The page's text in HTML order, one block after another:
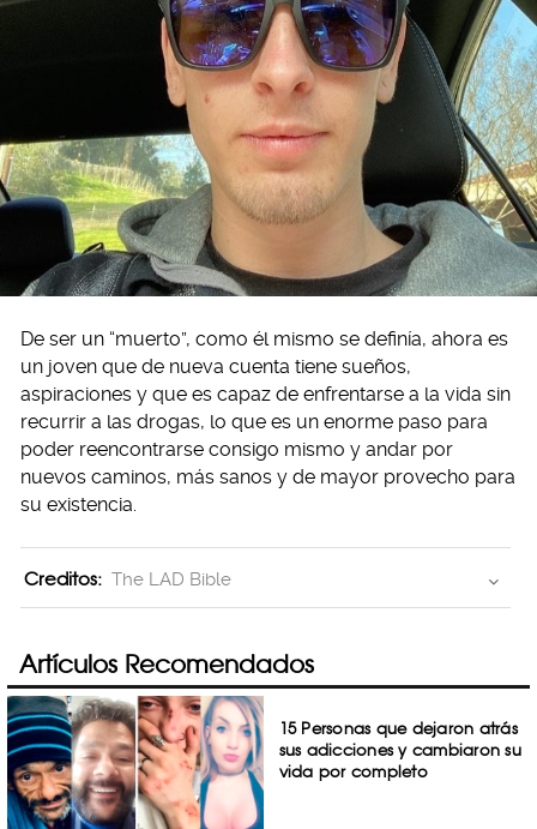
De ser un “muerto”, como él mismo se definía, ahora es
un joven que de nueva cuenta tiene sueños,
aspiraciones y que es capaz de enfrentarse a la vida sin
recurrir a las drogas, lo que es un enorme paso para
poder reencontrarse consigo mismo y andar por
nuevos caminos, más sanos y de mayor provecho para
su existencia.
Creditos: The LAD Bible
Artículos Recomendados
15 Personas que dejaron atrás
sus adicciones y cambiaron su
vida por completo